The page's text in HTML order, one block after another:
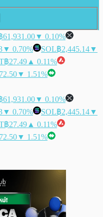
61,931.00▼ 0.10%
▼ 0.70% SOL฿2,445.14▼
฿27.49 ▲ 0.11%
▼ 1.51%
61,931.00▼ 0.10%
▼ 0.70% SOL฿2,445.14▼
฿27.49 ▲ 0.11%
▼ 1.51%